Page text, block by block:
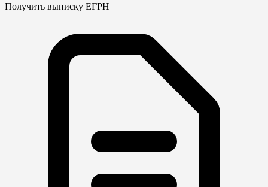
Получить выписку ЕГРН